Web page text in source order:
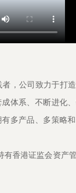
，公司致力于打
体系、不断进化
多产品、多策略
香港证监会资产